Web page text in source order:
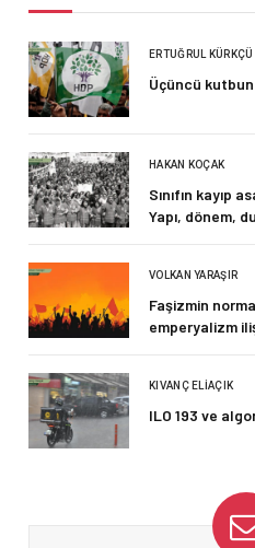
ERTUĞRUL KÜRKÇÜ
Üçüncü
HAKAN KOÇAK
Sınıfın kayıp
Yapı, dönem,
VOLKAN YARAŞIR
Faşizmin
emperyalizm
KIVANÇ ELIAÇIK
ILO 193 ve